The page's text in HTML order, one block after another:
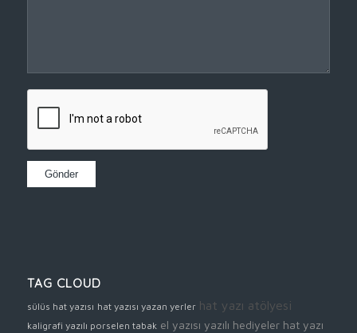
TAG CLOUD
sülüs hat yazısı hat yazısı yazan yerler hat yazı atölyesi
kaligrafi yazılı porselen tabak el yazısı yazılı hediyeler hat yazı